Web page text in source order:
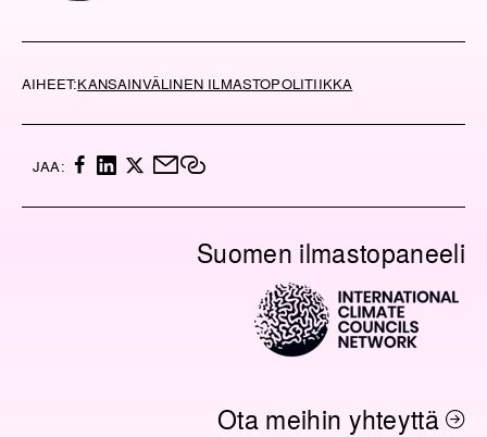
AIHEET:KANSAINVÄLINEN ILMASTOPOLITIIKKA
JAA:
F
C
L
N
X
M
I
K
P
O
I
Suomen ilmastopaneeli
Ota meihin yhteyttä